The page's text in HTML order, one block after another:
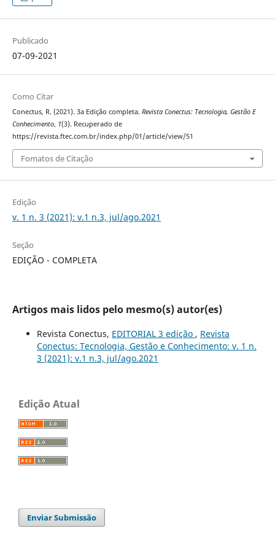
Publicado
07-09-2021
Como Citar
Conectus, R. (2021). 3a Edição completa. Revista Conectus: Tecnologia, Gestão E
Conhecimento, 1(3). Recuperado de
https://revista.ftec.com.br/index.php/01/article/view/51
Fomatos de Citação
Edição
v. 1 n. 3 (2021): v.1 n.3, jul/ago.2021
Seção
EDIÇÃO - COMPLETA
Artigos mais lidos pelo mesmo(s) autor(es)
Revista Conectus, EDITORIAL 3 edição , Revista
Conectus: Tecnologia, Gestão e Conhecimento: v. 1 n.
3 (2021): v.1 n.3, jul/ago.2021
Edição Atual
Enviar Submissão